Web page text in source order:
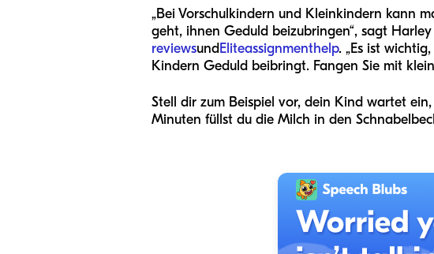
„Bei Vorschulkindern und Kleinkindern kann
geht, ihnen Geduld beizubringen“, sagt
reviewsund Eliteassignmenthelp. „Es ist
Kindern Geduld beibringt. Fangen Sie mit
Stell dir zum Beispiel vor, dein Kind wartet
Minuten füllst du die Milch in den